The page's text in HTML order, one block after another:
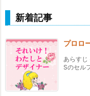
新着記事
プロロ
あらすじ
Sのセル